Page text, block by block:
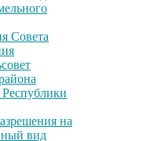
Совета
на
вид